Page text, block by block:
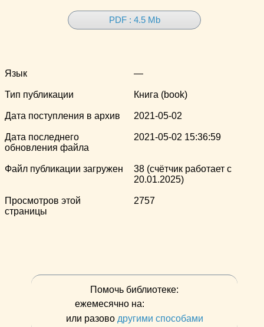
PDF : 4.5 Mb
Язык —
Тип публикации Книга (book)
Дата поступления в архив 2021-05-02
Дата последнего
обновления файла
2021-05-02 15:36:59
Файл публикации загружен
38 (счётчик работает с
20.01.2025)
Просмотров этой
страницы
2757
Помочь библиотеке:
ежемесячно на:
или разово другими способами